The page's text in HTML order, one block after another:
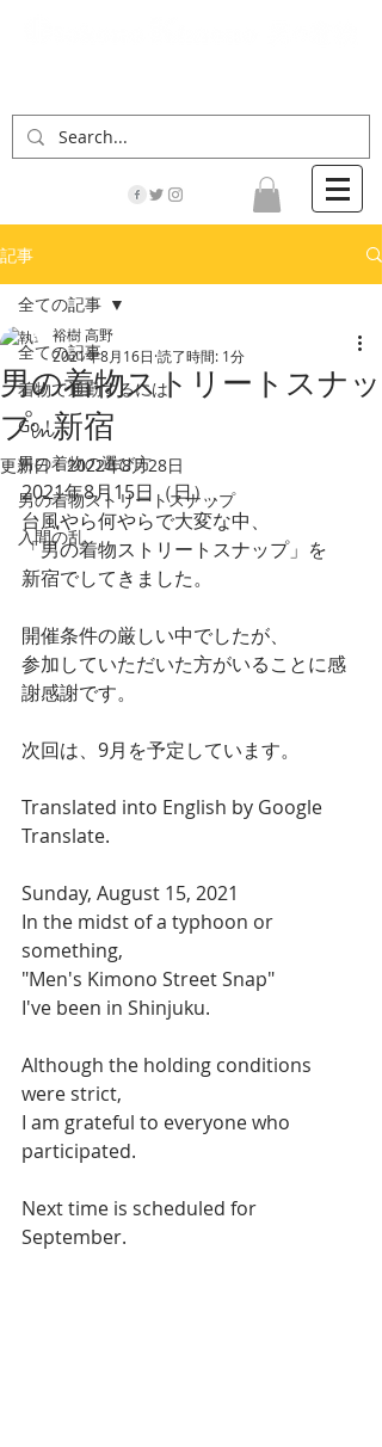
記事
全ての記事
着物で通勤するには
Go！
男の着物の選び方
男の着物ストリートスナップ
入間の乱
全ての記事
男の着物ストリートスナッ
プin新宿
裕樹 高野
2021年8月16日 読了時間: 1分
更新日：2022年8月28日
2021年8月15日（日）、
台風やら何やらで大変な中、
「男の着物ストリートスナップ」を
新宿でしてきました。
開催条件の厳しい中でしたが、
参加していただいた方がいることに感
謝感謝です。
次回は、9月を予定しています。
Translated into English by Google
Translate.
Sunday, August 15, 2021
In the midst of a typhoon or
something,
"Men's Kimono Street Snap"
I've been in Shinjuku.
Although the holding conditions
were strict,
I am grateful to everyone who
participated.
Next time is scheduled for
September.